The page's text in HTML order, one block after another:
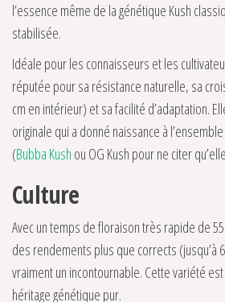
l’essence même de la génétique Kush
stabilisée.
Idéale pour les connaisseurs et les
réputée pour sa résistance naturelle, sa
cm en intérieur) et sa facilité d’adaptation.
originale qui a donné naissance à
(Bubba Kush ou OG Kush pour ne citer
Culture
Avec un temps de floraison très rapide de
des rendements plus que corrects (jusqu’à
vraiment un incontournable. Cette variété
héritage génétique pur.